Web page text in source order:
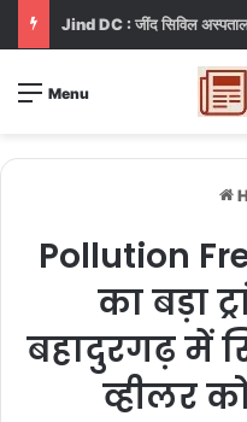
Menu
Pollution
का बड़ा
बहादुरगढ़ में
व्हीलर